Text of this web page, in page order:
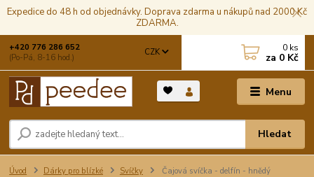
Expedice do 48 h od objednávky. Doprava zdarma u nákupů nad 2000 Kč
ZDARMA.
Menu
CZK
Hledat
+420 776 286 652
(Po-Pá, 8-16 hod.)
0 ks
za 0 Kč
Úvod Dárky pro blízké Svíčky Čajová svíčka - delfín - hnědý